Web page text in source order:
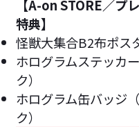
【A-on STORE／
特典】
怪獣大集合B2布ポス
ホログラムステッカ
ク）
ホログラム缶バッジ
ク）